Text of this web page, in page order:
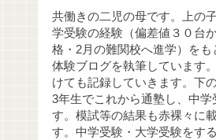
共働きの二児の母です。上の
学受験の経験（偏差値３０台
格・2月の難関校へ進学）をも
体験ブログを執筆しています
けても記録していきます。下
3年生でこれから通塾し、中学
す。模試等の結果も赤裸々に
す。中学受験・大学受験をす